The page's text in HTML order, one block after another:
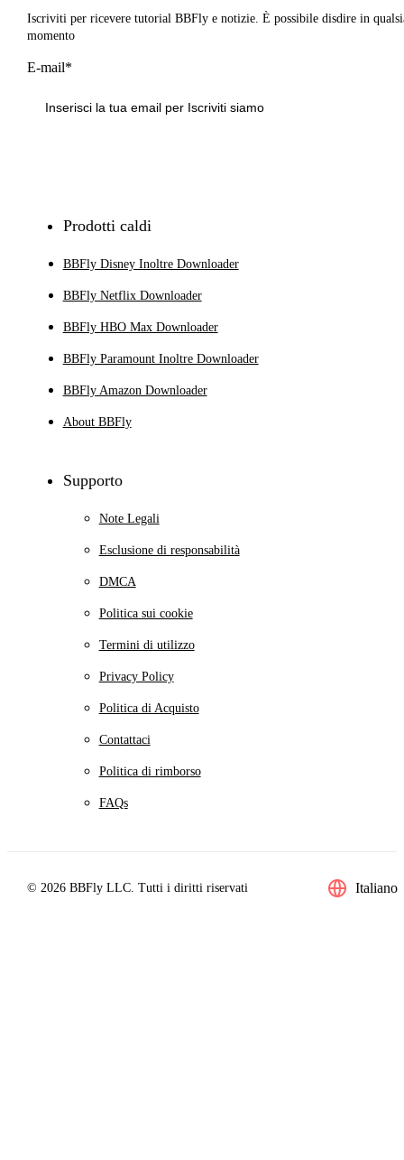
Iscriviti per ricevere tutorial BBFly e notizie. È possibile disdire in
momento
E-mail*
Prodotti caldi
BBFly Disney Inoltre Downloader
BBFly Netflix Downloader
BBFly HBO Max Downloader
BBFly Paramount Inoltre Downloader
BBFly Amazon Downloader
About BBFly
Supporto
Note Legali
Esclusione di responsabilità
DMCA
Politica sui cookie
Termini di utilizzo
Privacy Policy
Politica di Acquisto
Contattaci
Politica di rimborso
FAQs
© 2026 BBFly LLC. Tutti i diritti riservati Italiano